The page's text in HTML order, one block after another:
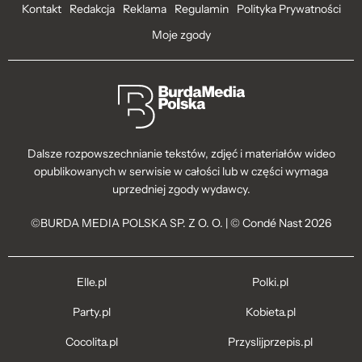
Kontakt Redakcja Reklama Regulamin
Polityka Prywatności
Moje zgody
Dalsze rozpowszechnianie tekstów, zdjęć i materiałów wideo
opublikowanych w serwisie w całości lub w części wymaga
uprzedniej zgody wydawcy.
©BURDA MEDIA POLSKA SP. Z O. O. | © Condé Nast 2026
Elle.pl
Party.pl
Cocolita.pl
Polki.pl
Kobieta.pl
Przyslijprzepis.pl